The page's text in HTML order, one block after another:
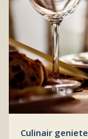
Culinair